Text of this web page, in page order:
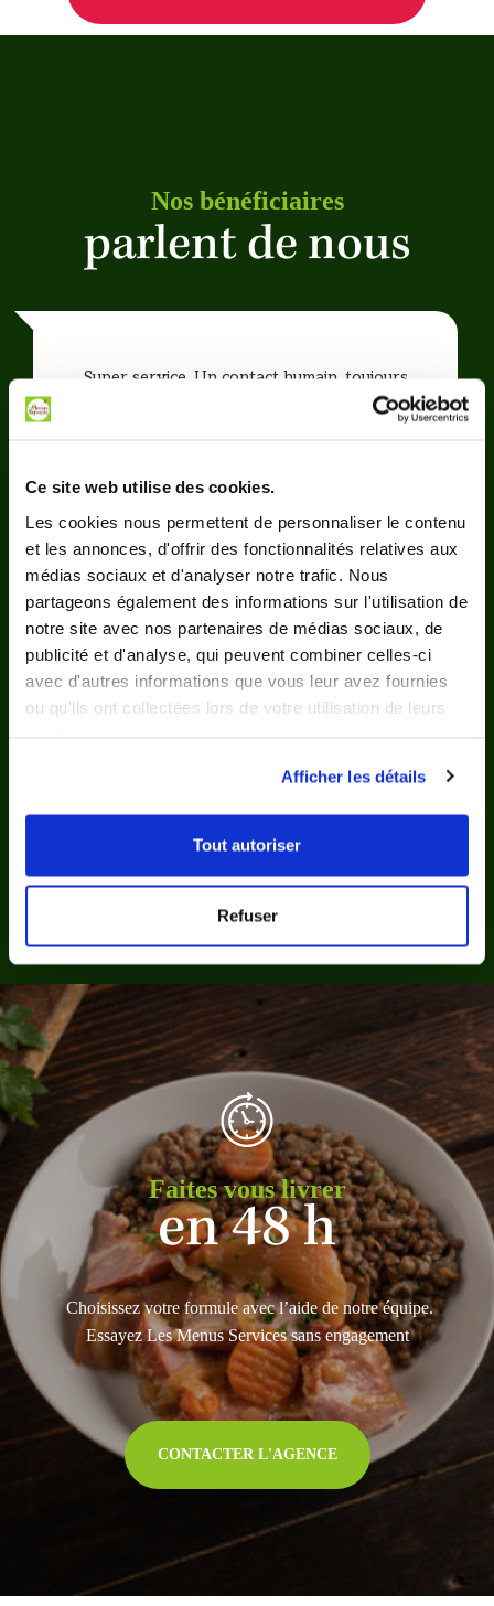
Ce site web utilise des cookies.
Les cookies nous permettent de personnaliser le contenu
et les annonces, d'offrir des fonctionnalités relatives aux
médias sociaux et d'analyser notre trafic. Nous
partageons également des informations sur l'utilisation de
notre site avec nos partenaires de médias sociaux, de
publicité et d'analyse, qui peuvent combiner celles-ci
avec d'autres informations que vous leur avez fournies
ou qu'ils ont collectées lors de votre utilisation de leurs
Afficher les détails
Tout autoriser
Refuser
Nos bénéficiaires
parlent de nous
Super service. Un contact humain, toujours
sympathique et à l'écoute. Je ne regrette
corentin
kuhn
5/5
Faites vous livrer
en 48 h
Choisissez votre formule avec l’aide de notre équipe.
Essayez Les Menus Services sans engagement
CONTACTER L'AGENCE